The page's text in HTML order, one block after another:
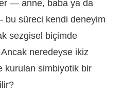
— anne, baba ya da
süreci kendi deneyim
sezgisel biçimde
neredeyse ikiz
kurulan simbiyotik bir